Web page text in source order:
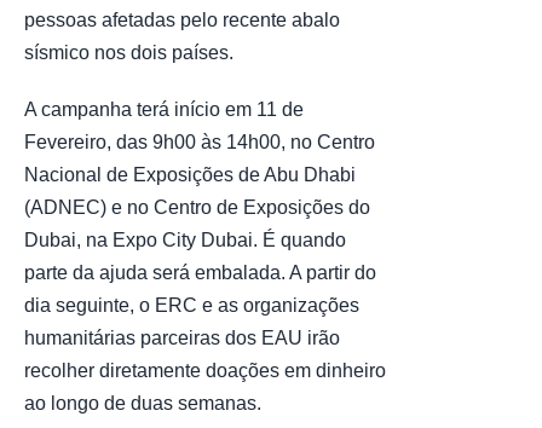
pessoas afetadas pelo recente abalo
sísmico nos dois países.
A campanha terá início em 11 de
Fevereiro, das 9h00 às 14h00, no Centro
Nacional de Exposições de Abu Dhabi
(ADNEC) e no Centro de Exposições do
Dubai, na Expo City Dubai. É quando
parte da ajuda será embalada. A partir do
dia seguinte, o ERC e as organizações
humanitárias parceiras dos EAU irão
recolher diretamente doações em dinheiro
ao longo de duas semanas.